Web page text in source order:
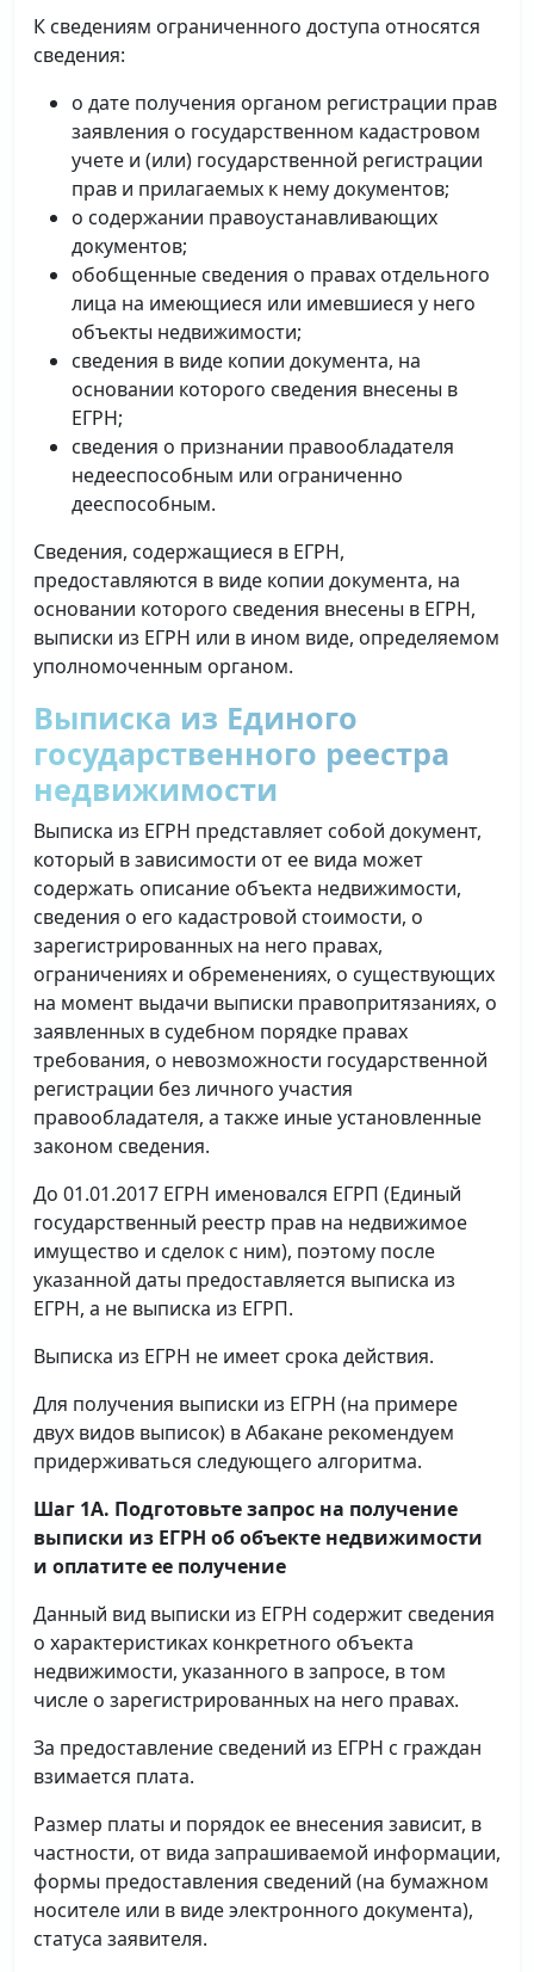
К сведениям ограниченного доступа относятся
сведения:
о дате получения органом регистрации прав
заявления о государственном кадастровом
учете и (или) государственной регистрации
прав и прилагаемых к нему документов;
о содержании правоустанавливающих
документов;
обобщенные сведения о правах отдельного
лица на имеющиеся или имевшиеся у него
объекты недвижимости;
сведения в виде копии документа, на
основании которого сведения внесены в
ЕГРН;
сведения о признании правообладателя
недееспособным или ограниченно
дееспособным.
Сведения, содержащиеся в ЕГРН,
предоставляются в виде копии документа, на
основании которого сведения внесены в ЕГРН,
выписки из ЕГРН или в ином виде, определяемом
уполномоченным органом.
Выписка из Единого
государственного реестра
недвижимости
Выписка из ЕГРН представляет собой документ,
который в зависимости от ее вида может
содержать описание объекта недвижимости,
сведения о его кадастровой стоимости, о
зарегистрированных на него правах,
ограничениях и обременениях, о существующих
на момент выдачи выписки правопритязаниях, о
заявленных в судебном порядке правах
требования, о невозможности государственной
регистрации без личного участия
правообладателя, а также иные установленные
законом сведения.
До 01.01.2017 ЕГРН именовался ЕГРП (Единый
государственный реестр прав на недвижимое
имущество и сделок с ним), поэтому после
указанной даты предоставляется выписка из
ЕГРН, а не выписка из ЕГРП.
Выписка из ЕГРН не имеет срока действия.
Для получения выписки из ЕГРН (на примере
двух видов выписок) в Абакане рекомендуем
придерживаться следующего алгоритма.
Шаг 1А. Подготовьте запрос на получение
выписки из ЕГРН об объекте недвижимости
и оплатите ее получение
Данный вид выписки из ЕГРН содержит сведения
о характеристиках конкретного объекта
недвижимости, указанного в запросе, в том
числе о зарегистрированных на него правах.
За предоставление сведений из ЕГРН с граждан
взимается плата.
Размер платы и порядок ее внесения зависит, в
частности, от вида запрашиваемой информации,
формы предоставления сведений (на бумажном
носителе или в виде электронного документа),
статуса заявителя.